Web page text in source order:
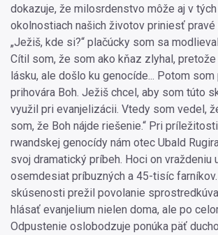
dokazuje, že milosrdenstvo môže aj v
okolnostiach našich životov priniesť pravé
„Ježiš, kde si?“ plačúcky som sa
Cítil som, že som ako kňaz zlyhal,
lásku, ale došlo ku genocíde... Potom
prihovára Boh. Ježiš chcel, aby som túto
využil pri evanjelizácii. Vtedy som vedel,
som, že Boh nájde riešenie.“ Pri
rwandskej genocídy nám otec Ubald
svoj dramatický príbeh. Hoci on vraždeniu
osemdesiat príbuzných a 45-tisíc
skúsenosti prežil povolanie
hlásať evanjelium nielen doma, ale po
Odpustenie oslobodzuje ponúka päť